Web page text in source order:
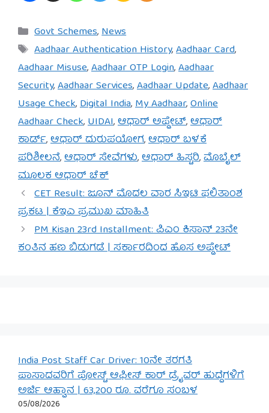
Categories
Govt Schemes,News
Tags
Aadhaar Authentication History,Aadhaar Card,
Aadhaar Misuse,Aadhaar OTP Login,Aadhaar
Security,Aadhaar Services,Aadhaar Update,Aadhaar
Usage Check,Digital India,My Aadhaar,Online
Aadhaar Check,UIDAI,ಆಧಾರ್ ಅಪ್ಡೇಟ್,ಆಧಾರ್
ಕಾರ್ಡ್,ಆಧಾರ್ ದುರುಪಯೋಗ,ಆಧಾರ್ ಬಳಕೆ
ಪರಿಶೀಲನೆ,ಆಧಾರ್ ಸೇವೆಗಳು,ಆಧಾರ್ ಹಿಸ್ಟರಿ,ಮೊಬೈಲ್
ಮೂಲಕ ಆಧಾರ್ ಚೆಕ್
CET Result: ಜೂನ್ ಮೊದಲ ವಾರ ಸಿಇಟಿ ಫಲಿತಾಂಶ
ಪ್ರಕಟ | ಕೆಇಎ ಪ್ರಮುಖ ಮಾಹಿತಿ
PM Kisan 23rd Installment: ಪಿಎಂ ಕಿಸಾನ್ 23ನೇ
ಕಂತಿನ ಹಣ ಬಿಡುಗಡೆ | ಸರ್ಕಾರದಿಂದ ಹೊಸ ಅಪ್ಡೇಟ್
India Post Staff Car Driver: 10ನೇ ತರಗತಿ
ಪಾಸಾದವರಿಗೆ ಪೋಸ್ಟ್ ಆಫೀಸ್ ಕಾರ್ ಡ್ರೈವರ್ ಹುದ್ದೆಗಳಿಗೆ
ಅರ್ಜಿ ಆಹ್ವಾನ | 63,200 ರೂ. ವರೆಗೂ ಸಂಬಳ
05/08/2026